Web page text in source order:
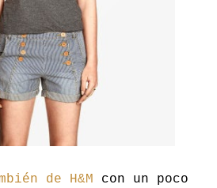
de H&M con un poco